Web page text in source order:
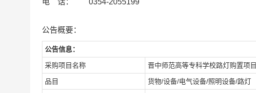
电 话： 0354-2055199
公告概要：
公告信息：
采购项目名称 晋中师范高等专科学校路灯购置项目
品目 货物/设备/电气设备/照明设备/路灯